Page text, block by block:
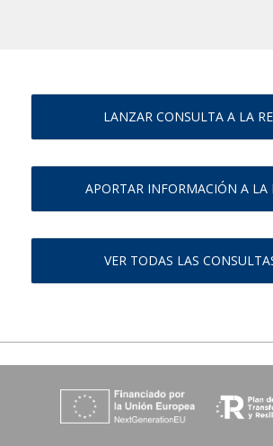
LANZAR CONSULTA A LA
APORTAR INFORMACIÓN A LA
VER TODAS LAS